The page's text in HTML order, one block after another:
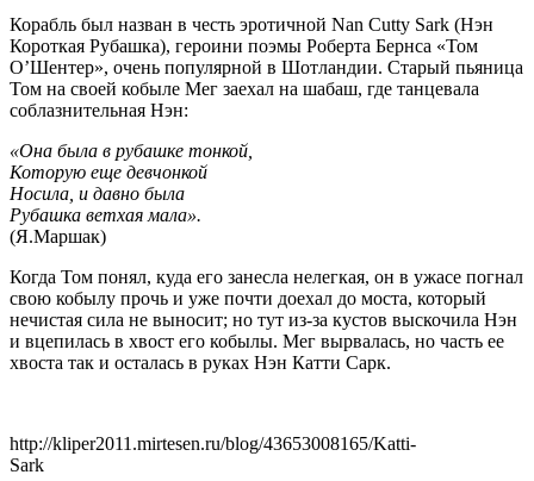
Корабль был назван в честь эротичной Nan Cutty Sark (Нэн
Короткая Рубашка), героини поэмы Роберта Бернса «Том
О’Шентер», очень популярной в Шотландии. Старый пьяница
Том на своей кобыле Мег заехал на шабаш, где танцевала
соблазнительная Нэн:
«Она была в рубашке тонкой,
Которую еще девчонкой
Носила, и давно была
Рубашка ветхая мала».
(Я.Маршак)
Когда Том понял, куда его занесла нелегкая, он в ужасе погнал
свою кобылу прочь и уже почти доехал до моста, который
нечистая сила не выносит; но тут из-за кустов выскочила Нэн
и вцепилась в хвост его кобылы. Мег вырвалась, но часть ее
хвоста так и осталась в руках Нэн Катти Сарк.
http://kliper2011.mirtesen.ru/blog/43653008165/Katti-
Sark